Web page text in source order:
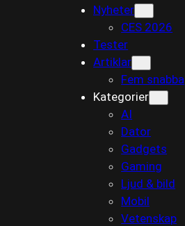
Nyheter
CES 2026
Tester
Artiklar
Fem snabba
Kategorier
AI
Dator
Gadgets
Gaming
Ljud & bild
Mobil
Vetenskap